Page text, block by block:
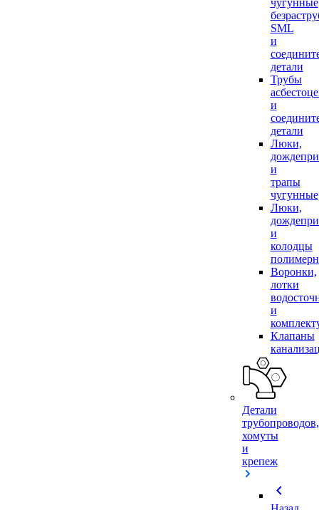
чугунные
SML
и
детали
Трубы
и
детали
Люки,
и
трапы
чугунные
Люки,
и
колодцы
Воронки,
лотки
и
Клапаны
Детали
трубопроводов,
хомуты
и
крепеж
chevron_left